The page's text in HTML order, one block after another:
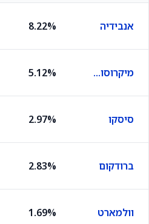
אנבידיה 8.22%
מיקרוסופט 5.12%
סיסקו 2.97%
ברודקום 2.83%
וולמארט 1.69%